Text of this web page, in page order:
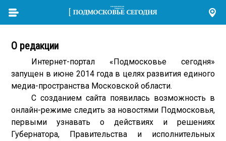
О редакции
Интернет-портал «Подмосковье сегодня»
запущен в июне 2014 года в целях развития единого
медиа-пространства Московской области.
С созданием сайта появилась возможность в
онлайн-режиме следить за новостями Подмосковья,
первыми узнавать о действиях и решениях
Губернатора, Правительства и исполнительных